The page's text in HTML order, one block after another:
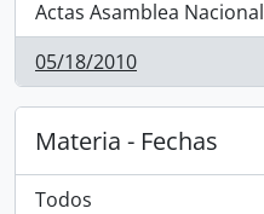
Actas Asamblea Nacional
, 1 resultados
05/18/2010
, 1 resultados
Materia - Fechas
Todos